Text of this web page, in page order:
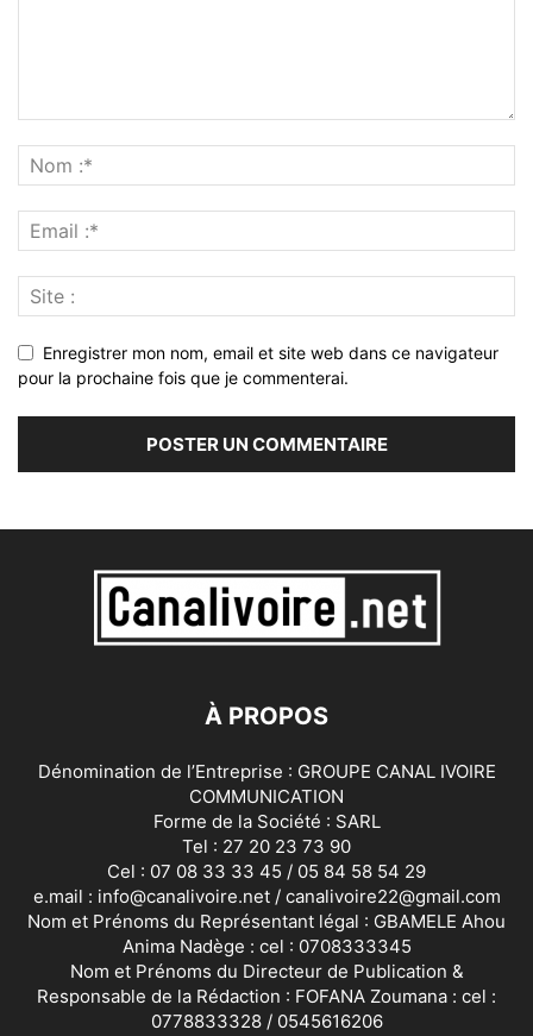
Enregistrer mon nom, email et site web dans ce navigateur
pour la prochaine fois que je commenterai.
À PROPOS
Dénomination de l’Entreprise : GROUPE CANAL IVOIRE
COMMUNICATION
Forme de la Société : SARL
Tel : 27 20 23 73 90
Cel : 07 08 33 33 45 / 05 84 58 54 29
e.mail : info@canalivoire.net / canalivoire22@gmail.com
Nom et Prénoms du Représentant légal : GBAMELE Ahou
Anima Nadège : cel : 0708333345
Nom et Prénoms du Directeur de Publication &
Responsable de la Rédaction : FOFANA Zoumana : cel :
0778833328 / 0545616206